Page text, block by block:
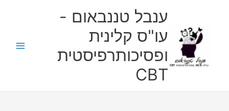
ענבל טננבאום -
עו"ס קלינית
ופסיכותרפיסטית
CBT